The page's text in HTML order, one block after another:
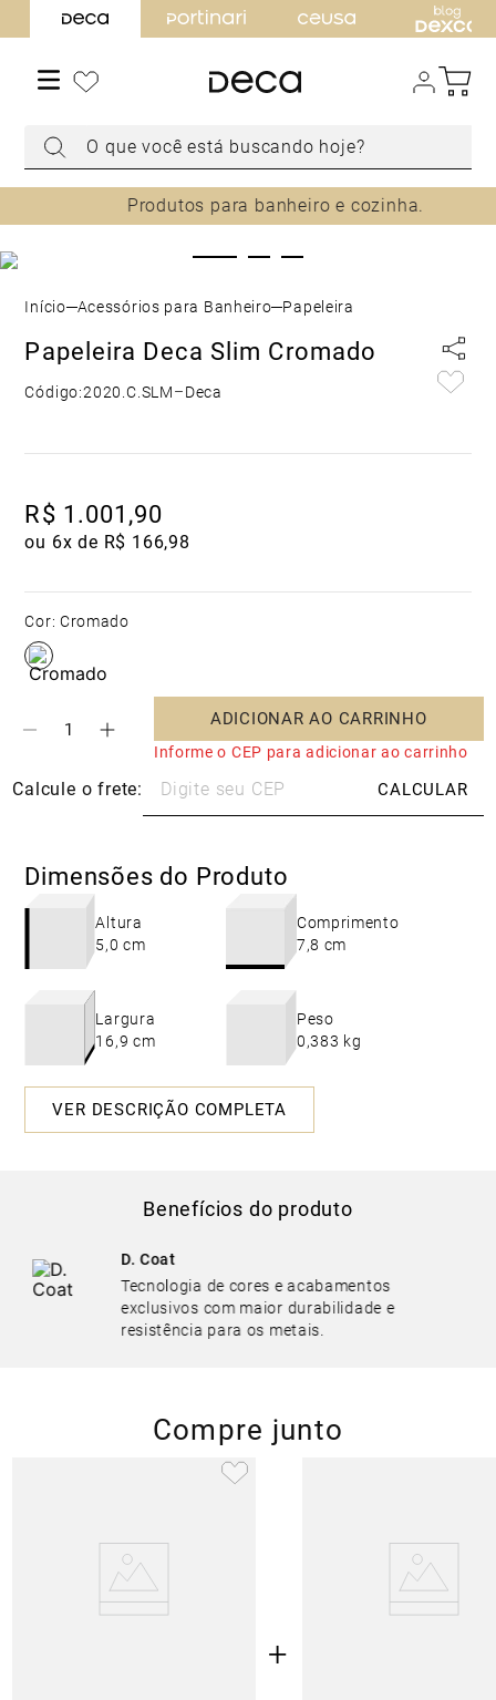
O que você está buscando hoje?
Produtos para banheiro e cozinha.
Acessórios para Banheiro Papeleira
Papeleira Deca Slim Cromado
Código:2020.C.SLM–Deca
R$ 1 .001 ,90
ou 6x de R$ 166,98
Cor: Cromado
ADICIONAR AO CARRINHO
Informe o CEP para adicionar ao carrinho
Dimensões do Produto
Altura
5,0 cm
Comprimento
7,8 cm
Largura
16,9 cm
Peso
0,383 kg
VER DESCRIÇÃO COMPLETA
Benefícios do produto
D. Coat
Tecnologia de cores e acabamentos
exclusivos com maior durabilidade e
resistência para os metais.
Compre junto
+
TERMOS MAIS BUSCADOS
cuba
chuveiro
4º
acabamento registro
misturador
torneira parede
cuba embutir